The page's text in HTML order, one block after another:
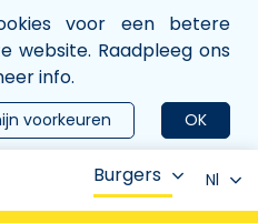
voor een betere
website. Raadpleeg ons
info.
OK
voorkeuren
Burgers Nl